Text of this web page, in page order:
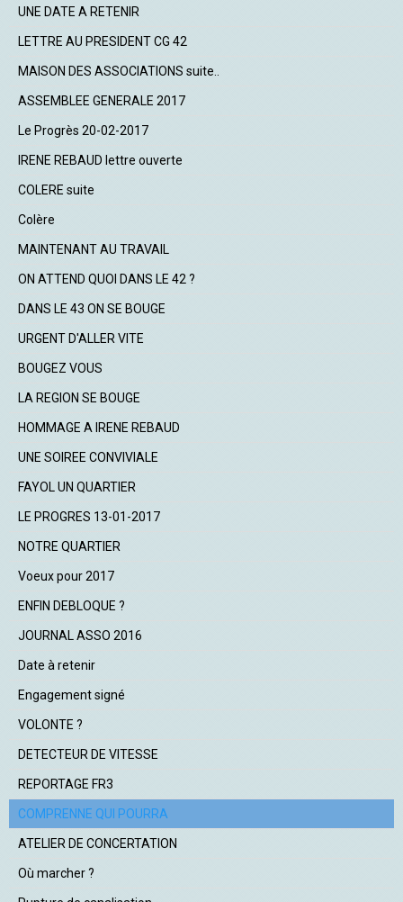
UNE DATE A RETENIR
LETTRE AU PRESIDENT CG 42
MAISON DES ASSOCIATIONS suite..
ASSEMBLEE GENERALE 2017
Le Progrès 20-02-2017
IRENE REBAUD lettre ouverte
COLERE suite
Colère
MAINTENANT AU TRAVAIL
ON ATTEND QUOI DANS LE 42 ?
DANS LE 43 ON SE BOUGE
URGENT D'ALLER VITE
BOUGEZ VOUS
LA REGION SE BOUGE
HOMMAGE A IRENE REBAUD
UNE SOIREE CONVIVIALE
FAYOL UN QUARTIER
LE PROGRES 13-01-2017
NOTRE QUARTIER
Voeux pour 2017
ENFIN DEBLOQUE ?
JOURNAL ASSO 2016
Date à retenir
Engagement signé
VOLONTE ?
DETECTEUR DE VITESSE
REPORTAGE FR3
COMPRENNE QUI POURRA
ATELIER DE CONCERTATION
Où marcher ?